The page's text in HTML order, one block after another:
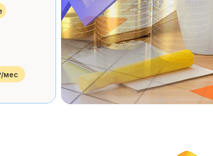
мес